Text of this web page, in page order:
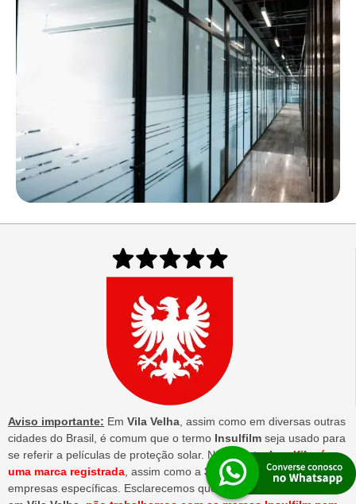
Aviso importante: Em Vila Velha , assim como em diversas outras
cidades do Brasil, é comum que o termo Insulfilm seja usado para
se referir a películas de proteção solar. No entanto,Insulfilm é
uma marca registrada , assim como a 3M, e ambas pertencem a
empresas específicas. Esclarecemos que nossa empresa, situada